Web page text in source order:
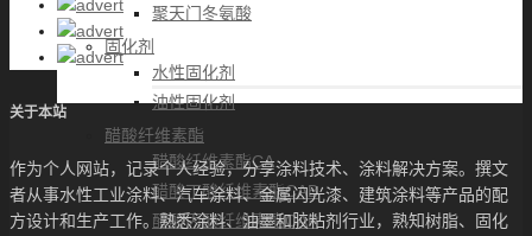
聚天门冬氨酸
固化剂
水性固化剂
油性固化剂
醋酸纤维素酯
醋酸纤维素酯CA
醋酸丁酸纤维素酯CAB
醋酸丙酸纤维素酯CAP
关于本站
作为个人网站，记录个人经验，分享涂料技术、涂料解决方案。撰文
者从事水性工业涂料、汽车涂料、金属闪光漆、建筑涂料等产品的配
方设计和生产工作。熟悉涂料、油墨和胶粘剂行业，熟知树脂、固化